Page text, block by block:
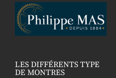
LES DIFFÉRENTS TYPE
DE MONTRES